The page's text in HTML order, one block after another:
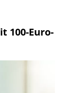
100-Euro-